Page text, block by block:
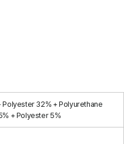
Polyester 32% + Polyurethane
+ Polyester 5%